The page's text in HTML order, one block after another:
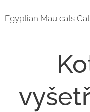
Egyptian Mau cats